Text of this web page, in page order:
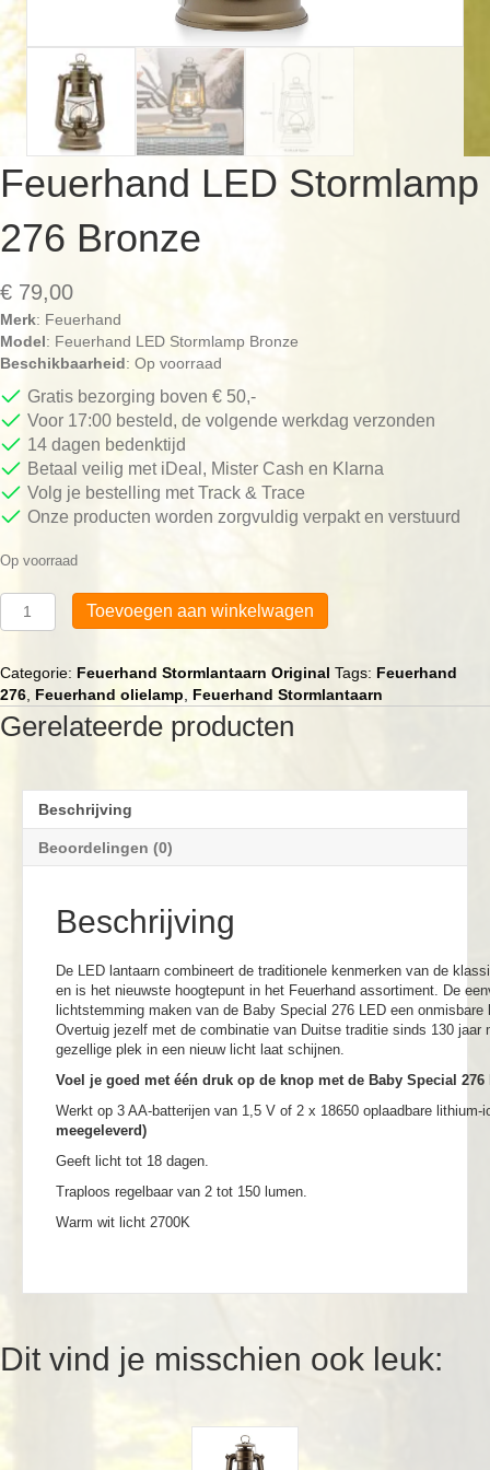
Feuerhand LED Stormlamp
276 Bronze
€ 79,00
Merk: Feuerhand
Model: Feuerhand LED Stormlamp Bronze
Beschikbaarheid: Op voorraad
Gratis bezorging boven € 50,-
Voor 17:00 besteld, de volgende werkdag verzonden
14 dagen bedenktijd
Betaal veilig met iDeal, Mister Cash en Klarna
Volg je bestelling met Track & Trace
Onze producten worden zorgvuldig verpakt en verstuurd
Op voorraad
Feuerhand
LED
276
Bronze
aantal
Toevoegen aan winkelwagen
Categorie: Feuerhand Stormlantaarn Original Tags: Feuerhand
276 Feuerhand olielamp Feuerhand Stormlantaarn
Gerelateerde producten
Beschrijving
Beoordelingen (0)
Beschrijving
De LED lantaarn combineert de traditionele kenmerken van de
en is het nieuwste hoogtepunt in het Feuerhand assortiment. De
lichtstemming maken van de Baby Special 276 LED een
Overtuig jezelf met de combinatie van Duitse traditie sinds 130 jaar
gezellige plek in een nieuw licht laat schijnen.
Voel je goed met één druk op de knop met de Baby Special 276
Werkt op 3 AA-batterijen van 1,5 V of 2 x 18650 oplaadbare
meegeleverd)
Geeft licht tot 18 dagen.
Traploos regelbaar van 2 tot 150 lumen.
Warm wit licht 2700K
Dit vind je misschien ook leuk: